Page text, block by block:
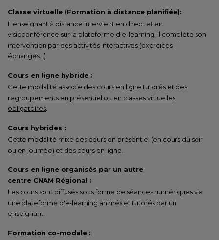
Classe virtuelle (Formation à distance planifiée):
L'enseignant à distance intervient en direct et en
visioconférence sur la plateforme d'e-learning. Il complète son
intervention par des activités interactives (exercices
échanges…)
Cours en ligne hybride :
Cette modalité associe des cours en ligne tutorés et des
regroupements en présentiel ou en classes virtuelles
obligatoires
Cours hybrides :
Cette modalité mixe des cours en présentiel (en cours du soir
ou en journée) et des cours en ligne.
Cours en ligne organisés par un autre
centre CNAM Régional :
Les cours sont diffusés sous forme de séances numériques via
une plateforme d'e-learning animés et tutorés par un
enseignant.
Formation co-modale :